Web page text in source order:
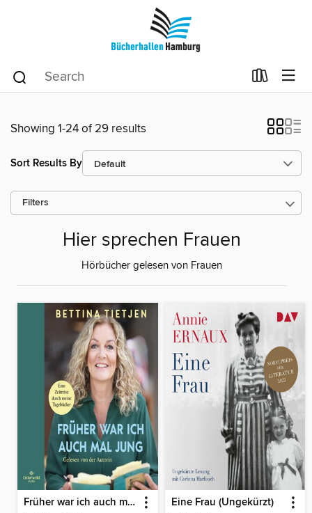
Showing 1-24 of 29 results
Sort Results By
Filters
Hier sprechen Frauen
Hörbücher gelesen von Frauen
Früher war ich auch mal jung Eine Frau (Ungekürzt)